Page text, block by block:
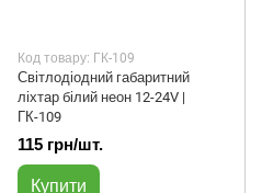
Код товару: ГК-109
Світлодіодний габаритний
ліхтар білий неон 12-24V |
ГК-109
115 грн/шт.
Купити